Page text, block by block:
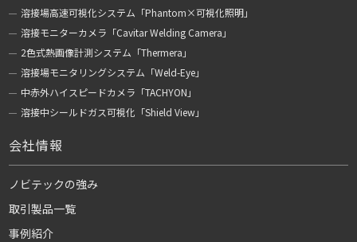
溶接場高速可視化システム「Phantom×可視化照明」
溶接モニターカメラ「Cavitar Welding Camera」
2色式熱画像計測システム「Thermera」
溶接場モニタリングシステム「Weld-Eye」
中赤外ハイスピードカメラ「TACHYON」
溶接中シールドガス可視化「Shield View」
会社情報
ノビテックの強み
取引製品一覧
事例紹介